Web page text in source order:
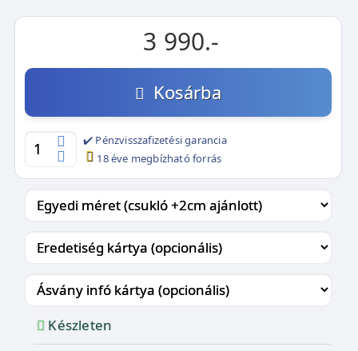
3 990.-
Kosárba
✔️ Pénzvisszafizetési garancia
18 éve megbízható forrás
Készleten